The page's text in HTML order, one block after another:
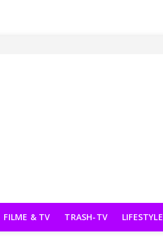
FILME & TV TRASH-TV LIFESTYLE